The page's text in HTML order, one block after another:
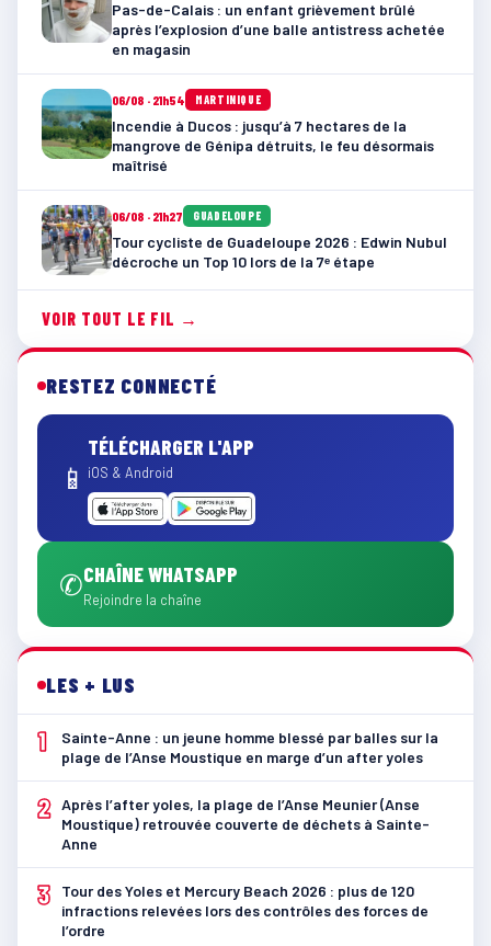
Pas-de-Calais : un enfant grièvement brûlé
après l’explosion d’une balle antistress achetée
en magasin
06/08 · 21h54 MARTINIQUE
Incendie à Ducos : jusqu’à 7 hectares de la
mangrove de Génipa détruits, le feu désormais
maîtrisé
06/08 · 21h27 GUADELOUPE
Tour cycliste de Guadeloupe 2026 : Edwin Nubul
décroche un Top 10 lors de la 7ᵉ étape
VOIR TOUT LE FIL →
RESTEZ CONNECTÉ
📱
TÉLÉCHARGER L'APP
iOS & Android
✆CHAÎNE WHATSAPP
Rejoindre la chaîne
LES + LUS
1
Sainte-Anne : un jeune homme blessé par balles sur la
plage de l’Anse Moustique en marge d’un after yoles
2 Après l’after yoles, la plage de l’Anse Meunier (Anse
Moustique) retrouvée couverte de déchets à Sainte-
Anne
3
Tour des Yoles et Mercury Beach 2026 : plus de 120
infractions relevées lors des contrôles des forces de
l’ordre